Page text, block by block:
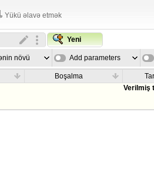
Yükü əlavə etmək
Yeni
növü Add parameters
Boşalma
Verilmiş